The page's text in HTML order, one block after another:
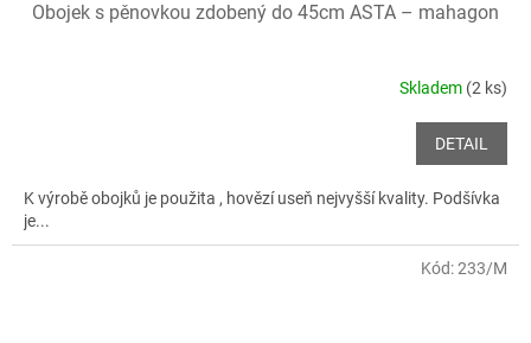
Obojek s pěnovkou zdobený do 45cm ASTA – mahagon
Skladem (2 ks)
DETAIL
K výrobě obojků je použita , hovězí useň nejvyšší kvality. Podšívka
je...
Kód:233/M